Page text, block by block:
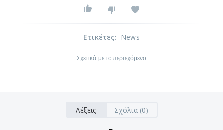
Ετικέτες: News
Σχετικά με το περιεχόμενο
Λέξεις Σχόλια (0)